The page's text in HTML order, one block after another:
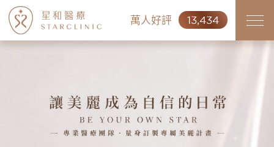
萬人好評 13,434